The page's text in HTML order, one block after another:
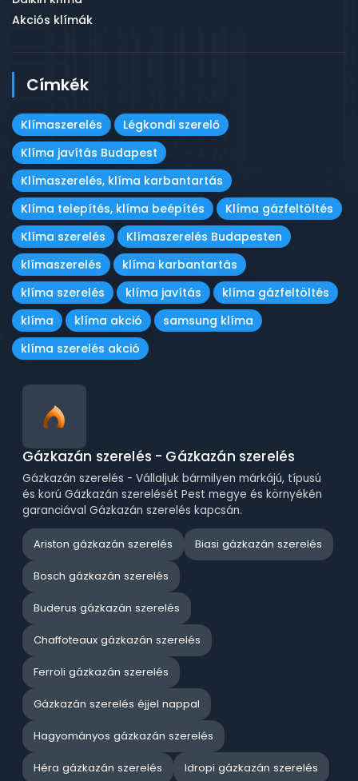
Akciós klímák
Címkék
Klímaszerelés
Légkondi szerelő
Klíma javítás Budapest
Klímaszerelés, klíma karbantartás
Klíma telepítés, klíma beépítés
Klíma gázfeltöltés
Klíma szerelés
Klímaszerelés Budapesten
klímaszerelés
klíma karbantartás
klíma szerelés
klíma javítás
klíma gázfeltöltés
klíma
klíma akció
samsung klíma
klíma szerelés akció
Gázkazán szerelés - Gázkazán szerelés
Gázkazán szerelés - Vállaljuk bármilyen márkájú, típusú
és korú Gázkazán szerelését Pest megye és környékén
garanciával Gázkazán szerelés kapcsán.
Ariston gázkazán szerelés Biasi gázkazán szerelés
Bosch gázkazán szerelés
Buderus gázkazán szerelés
Chaffoteaux gázkazán szerelés
Ferroli gázkazán szerelés
Gázkazán szerelés éjjel nappal
Hagyományos gázkazán szerelés
Héra gázkazán szerelés Idropi gázkazán szerelés